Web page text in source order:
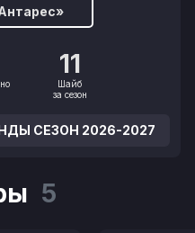
11
Шайб
за сезон
СЕЗОН 2026-2027
5